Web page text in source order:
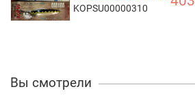
KOPSU00000310
Вы смотрели